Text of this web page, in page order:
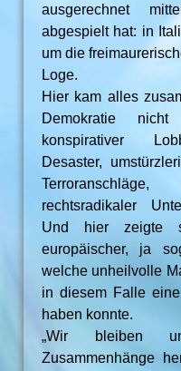
ausgerechnet
abgespielt hat: in
um die
Loge.
Hier kam alles
Demokratie nicht
konspirativer
Desaster,
Terroranschläge,
rechtsradikaler
Und hier zeigte
europäischer, ja
welche unheilvolle
in diesem Falle
haben konnte.
„Wir bleiben
Zusammenhänge